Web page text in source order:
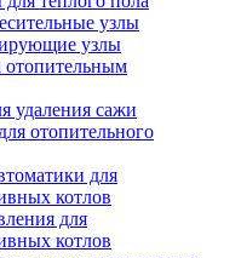
узлы
узлы
отопительным
удаления сажи
отопительного
для
котлов
для
котлов